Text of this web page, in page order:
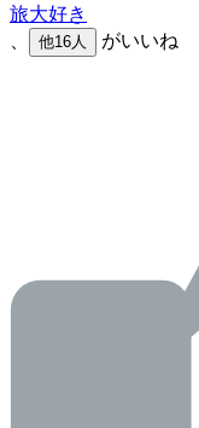
旅大好き
他16人 がいいね